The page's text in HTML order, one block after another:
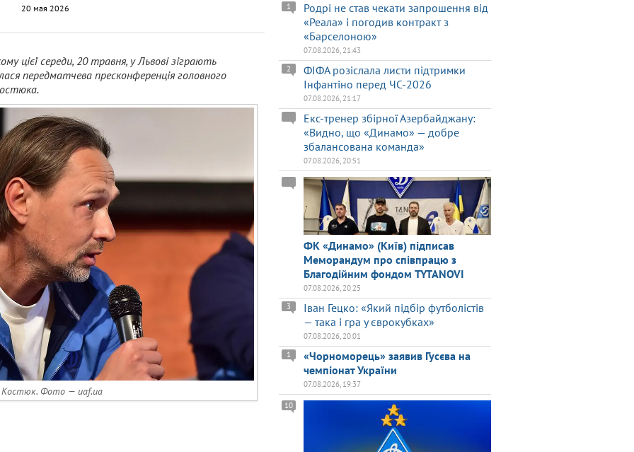
20 мая 2026
цієї середи, 20 травня, у Львові зіграють
передматчева пресконференція головного
Костюк. Фото — uaf.ua
Родрі не став чекати запрошення від
«Реала» і погодив контракт з
«Барселоною»
1
07.08.2026, 21:43
ФІФА розіслала листи підтримки
Інфантіно перед ЧС-2026
2
07.08.2026, 21:17
Екс-тренер збірної Азербайджану:
«Видно, що «Динамо» — добре
збалансована команда»
07.08.2026, 20:51
ФК «Динамо» (Київ) підписав
Меморандум про співпрацю з
Благодійним фондом TYTANOVI
07.08.2026, 20:25
Іван Гецко: «Який підбір футболістів
— така і гра у єврокубках»
3
07.08.2026, 20:01
«Чорноморець» заявив Гусєва на
чемпіонат України
1
07.08.2026, 19:37
10